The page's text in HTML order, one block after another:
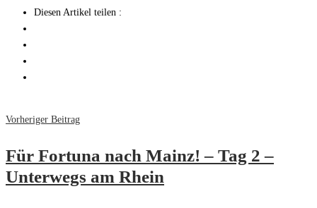
Diesen Artikel teilen :
Vorheriger Beitrag
Für Fortuna nach Mainz! – Tag 2 –
Unterwegs am Rhein